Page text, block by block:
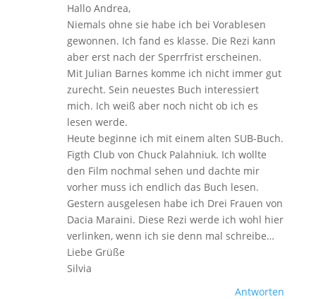
Hallo Andrea,
Niemals ohne sie habe ich bei Vorablesen
gewonnen. Ich fand es klasse. Die Rezi kann
aber erst nach der Sperrfrist erscheinen.
Mit Julian Barnes komme ich nicht immer gut
zurecht. Sein neuestes Buch interessiert
mich. Ich weiß aber noch nicht ob ich es
lesen werde.
Heute beginne ich mit einem alten SUB-Buch.
Figth Club von Chuck Palahniuk. Ich wollte
den Film nochmal sehen und dachte mir
vorher muss ich endlich das Buch lesen.
Gestern ausgelesen habe ich Drei Frauen von
Dacia Maraini. Diese Rezi werde ich wohl hier
verlinken, wenn ich sie denn mal schreibe…
Liebe Grüße
Silvia
Antworten